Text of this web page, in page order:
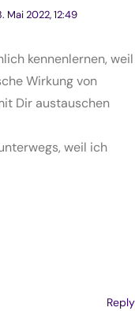
Mai 2022, 12:49
kennenlernen, weil
Wirkung von
Dir austauschen
weil ich
Reply